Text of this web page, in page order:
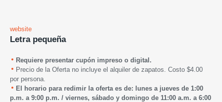
website
Letra pequeña
Requiere presentar cupón impreso o digital.
Precio de la Oferta no incluye el alquiler de zapatos. Costo $4.00
por persona.
El horario para redimir la oferta es de: lunes a jueves de 1:00
p.m. a 9:00 p.m. / viernes, sábado y domingo de 11:00 a.m. a 6:00